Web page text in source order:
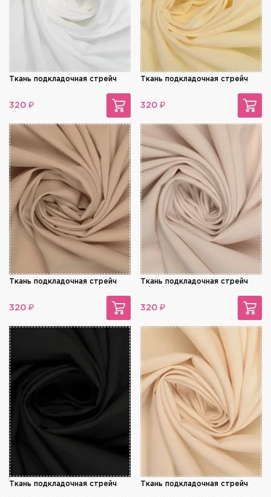
Ткань подкладочная стрейч
320 ₽
Ткань подкладочная стрейч
320 ₽
Ткань подкладочная стрейч
320 ₽
Ткань подкладочная стрейч
320 ₽
Ткань подкладочная стрейч Ткань подкладочная стрейч